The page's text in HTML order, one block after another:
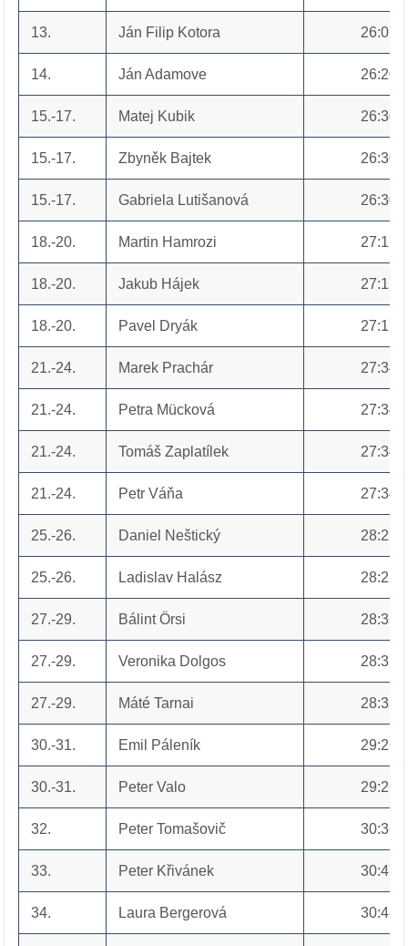
13. Ján Filip Kotora 26:07
14. Ján Adamove 26:20
15.-17. Matej Kubik 26:30
15.-17. Zbyněk Bajtek 26:30
15.-17. Gabriela Lutišanová 26:30
18.-20. Martin Hamrozi 27:17
18.-20. Jakub Hájek 27:17
18.-20. Pavel Dryák 27:17
21.-24. Marek Prachár 27:34
21.-24. Petra Mücková 27:34
21.-24. Tomáš Zaplatílek 27:34
21.-24. Petr Váňa 27:34
25.-26. Daniel Neštický 28:22
25.-26. Ladislav Halász 28:22
27.-29. Bálint Örsi 28:35
27.-29. Veronika Dolgos 28:35
27.-29. Máté Tarnai 28:35
30.-31. Emil Páleník 29:26
30.-31. Peter Valo 29:26
32. Peter Tomašovič 30:36
33. Peter Křivánek 30:47
34. Laura Bergerová 30:48